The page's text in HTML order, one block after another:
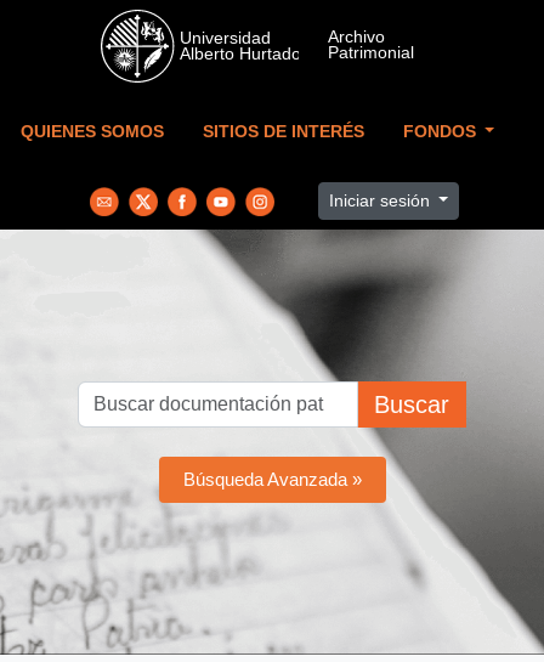
Skip to main content
QUIENES SOMOS SITIOS DE INTERÉS FONDOS
Iniciar sesión
Buscar
Búsqueda Avanzada »